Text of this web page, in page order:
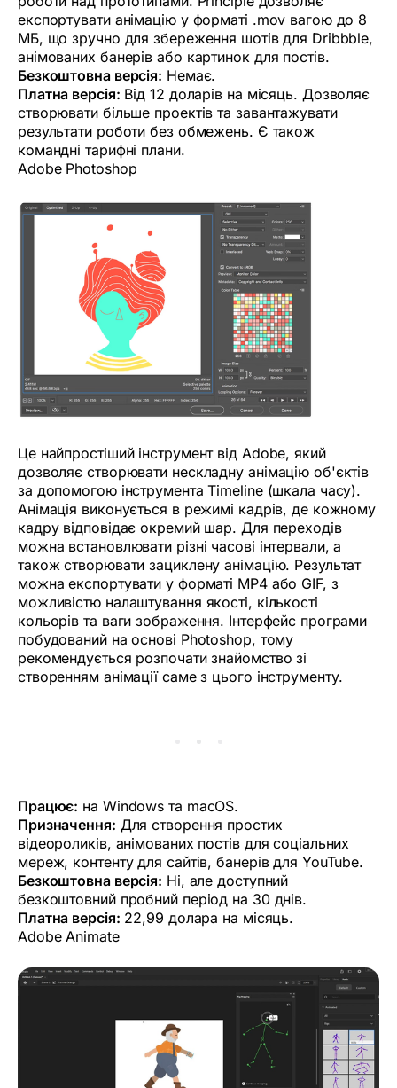
експортувати анімацію у форматі .mov вагою до 8
МБ, що зручно для збереження шотів для Dribbble,
анімованих банерів або картинок для постів.
Безкоштовна версія: Немає.
Платна версія: Від 12 доларів на місяць. Дозволяє
створювати більше проектів та завантажувати
результати роботи без обмежень. Є також
командні тарифні плани.
Adobe Photoshop
Це найпростіший інструмент від Adobe, який
дозволяє створювати нескладну анімацію об'єктів
за допомогою інструмента Timeline (шкала часу).
Анімація виконується в режимі кадрів, де кожному
кадру відповідає окремий шар. Для переходів
можна встановлювати різні часові інтервали, а
також створювати зациклену анімацію. Результат
можна експортувати у форматі MP4 або GIF, з
можливістю налаштування якості, кількості
кольорів та ваги зображення. Інтерфейс програми
побудований на основі Photoshop, тому
рекомендується розпочати знайомство зі
створенням анімації саме з цього інструменту.
Працює: на Windows та macOS.
Призначення: Для створення простих
відеороликів, анімованих постів для соціальних
мереж, контенту для сайтів, банерів для YouTube.
Безкоштовна версія: Ні, але доступний
безкоштовний пробний період на 30 днів.
Платна версія: 22,99 долара на місяць.
Adobe Animate